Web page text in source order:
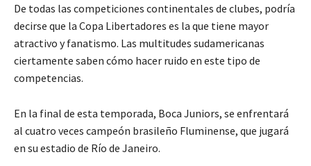
De todas las competiciones continentales de clubes, podría
decirse que la Copa Libertadores es la que tiene mayor
atractivo y fanatismo. Las multitudes sudamericanas
ciertamente saben cómo hacer ruido en este tipo de
competencias.
En la final de esta temporada, Boca Juniors, se enfrentará
al cuatro veces campeón brasileño Fluminense, que jugará
en su estadio de Río de Janeiro.